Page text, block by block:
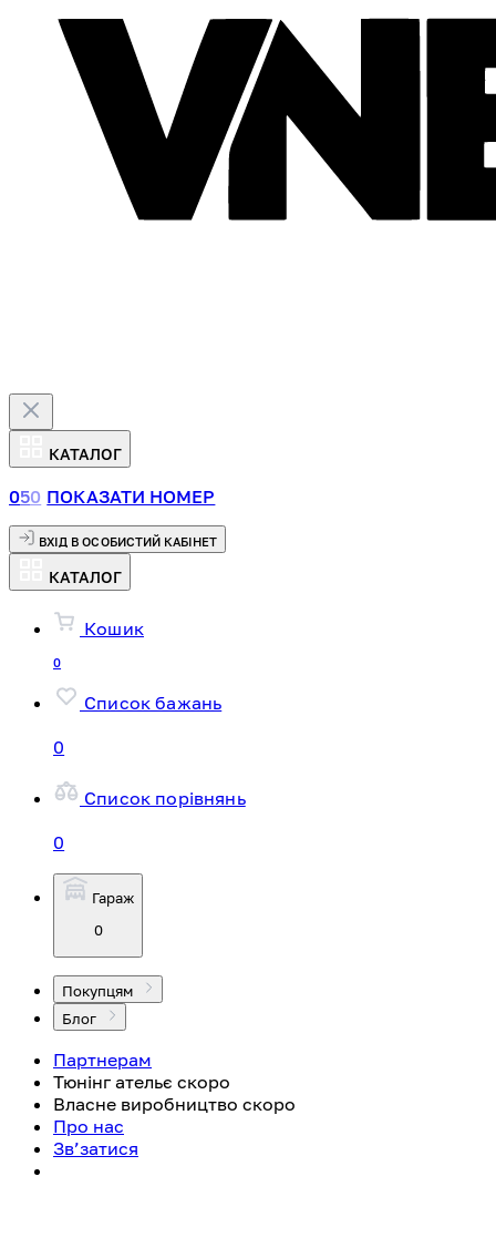
КАТАЛОГ
050 ПОКАЗАТИ НОМЕР
ВХІД В ОСОБИСТИЙ КАБІНЕТ
КАТАЛОГ
Кошик
0
Список бажань
0
Список порівнянь
0
Гараж
0
Покупцям
Блог
Партнерам
Тюнінг ательє скоро
Власне виробництво скоро
Про нас
Зв’затися